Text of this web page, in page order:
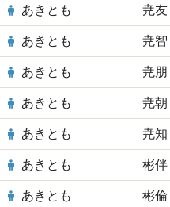
あきとも 尭友
あきとも 尭智
あきとも 尭朋
あきとも 尭朝
あきとも 尭知
あきとも 彬伴
あきとも 彬倫